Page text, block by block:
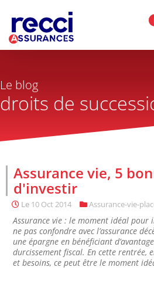
Le blog
droits de
Assurance vie, 5
d'investir
Le 10 Oct 2014 Assurance-vie-
Assurance vie : le moment idéal pour
ne pas confondre avec l’assurance
une épargne en bénéficiant
durcissement fiscal. En cette rentrée,
et besoins, ce peut être le moment